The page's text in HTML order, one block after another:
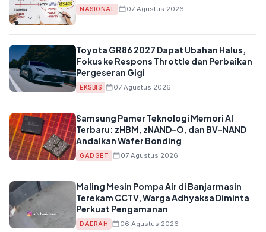
NASIONAL 07 Agustus 2026
Toyota GR86 2027 Dapat Ubahan Halus,
Fokus ke Respons Throttle dan Perbaikan
Pergeseran Gigi
EKSBIS 07 Agustus 2026
Samsung Pamer Teknologi Memori AI
Terbaru: zHBM, zNAND-O, dan BV-NAND
Andalkan Wafer Bonding
GADGET 07 Agustus 2026
Maling Mesin Pompa Air di Banjarmasin
Terekam CCTV, Warga Adhyaksa Diminta
Perkuat Pengamanan
DAERAH 06 Agustus 2026